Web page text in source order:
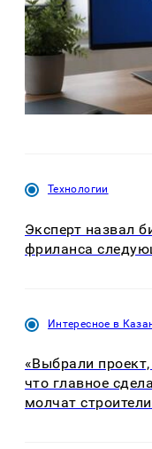
Технологии
Эксперт назвал
фриланса
Интересное в
«Выбрали
что главное
молчат